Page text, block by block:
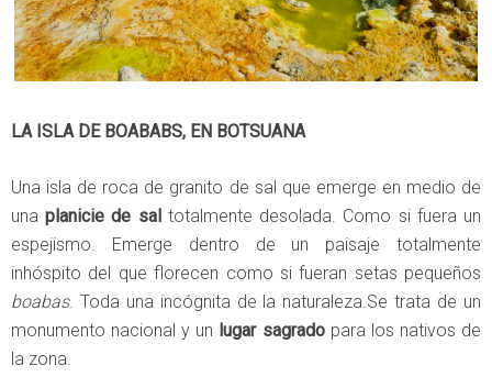
LA ISLA DE BOABABS, EN BOTSUANA
Una isla de roca de granito de sal que emerge en medio de
unaplanicie de sal totalmente desolada. Como si fuera un
espejismo. Emerge dentro de un paisaje totalmente
inhóspito del que florecen como si fueran setas pequeños
boabas. Toda una incógnita de la naturaleza.Se trata de un
monumento nacional y un lugar sagrado para los nativos de
la zona.